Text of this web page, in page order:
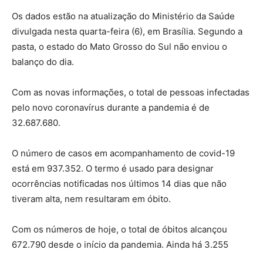
Os dados estão na atualização do Ministério da Saúde
divulgada nesta quarta-feira (6), em Brasília. Segundo a
pasta, o estado do Mato Grosso do Sul não enviou o
balanço do dia.
Com as novas informações, o total de pessoas infectadas
pelo novo coronavírus durante a pandemia é de
32.687.680.
O número de casos em acompanhamento de covid-19
está em 937.352. O termo é usado para designar
ocorrências notificadas nos últimos 14 dias que não
tiveram alta, nem resultaram em óbito.
Com os números de hoje, o total de óbitos alcançou
672.790 desde o início da pandemia. Ainda há 3.255